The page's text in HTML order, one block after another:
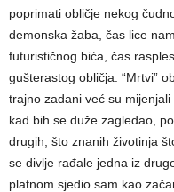
poprimati obličje nekog
demonska žaba, čas lice
futurističnog bića, čas
gušterastog obličja. “Mrtvi”
trajno zadani već su
kad bih se duže zagledao,
drugih, što znanih životinja
se divlje rađale jedna iz
platnom sjedio sam kao